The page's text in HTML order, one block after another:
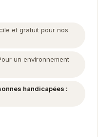
et gratuit pour nos
un environnement
handicapées :